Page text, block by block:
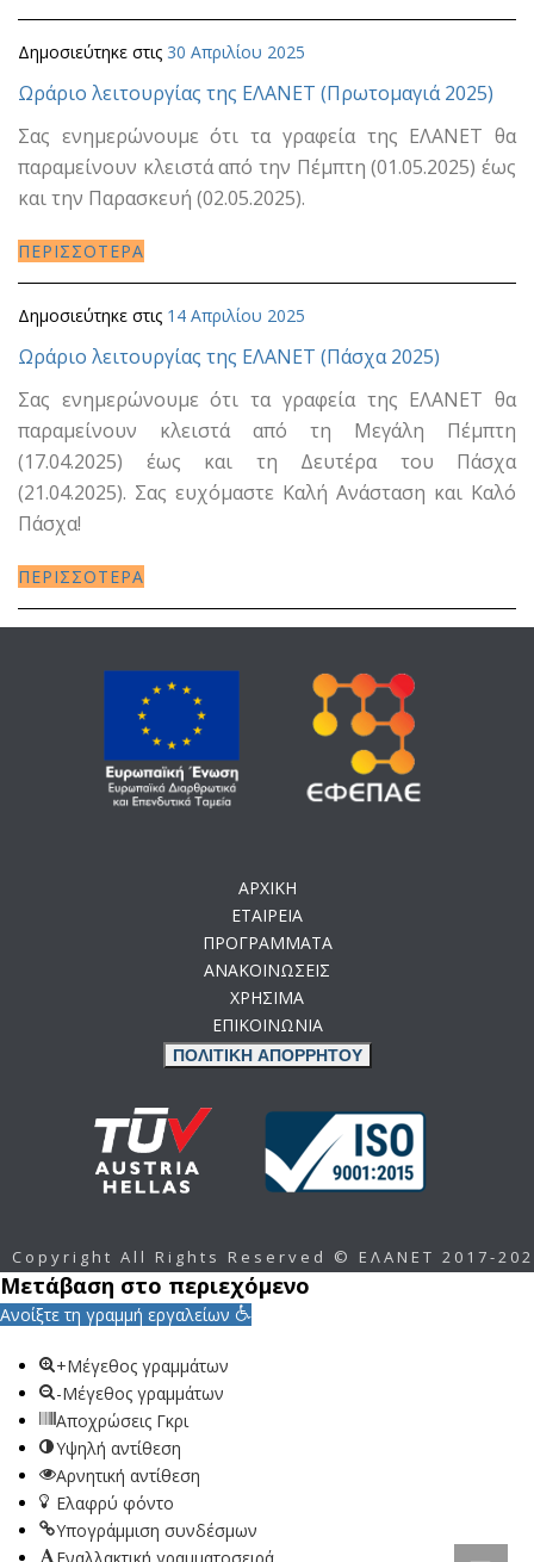
Δημοσιεύτηκε στις 30 Απριλίου 2025
Ωράριο λειτουργίας της ΕΛΑΝΕΤ (Πρωτομαγιά 2025)
Σας ενημερώνουμε ότι τα γραφεία της ΕΛΑΝΕΤ θα
παραμείνουν κλειστά από την Πέμπτη (01.05.2025) έως
και την Παρασκευή (02.05.2025).
ΠΕΡΙΣΣΟΤΕΡΑ
Δημοσιεύτηκε στις 14 Απριλίου 2025
Ωράριο λειτουργίας της ΕΛΑΝΕΤ (Πάσχα 2025)
Σας ενημερώνουμε ότι τα γραφεία της ΕΛΑΝΕΤ θα
παραμείνουν κλειστά από τη Μεγάλη Πέμπτη
(17.04.2025) έως και τη Δευτέρα του Πάσχα
(21.04.2025). Σας ευχόμαστε Καλή Ανάσταση και Καλό
Πάσχα!
ΠΕΡΙΣΣΟΤΕΡΑ
ΑΡΧΙΚΗ
ΕΤΑΙΡΕΙΑ
ΠΡΟΓΡΑΜΜΑΤΑ
ΑΝΑΚΟΙΝΩΣΕΙΣ
ΧΡΗΣΙΜΑ
ΕΠΙΚΟΙΝΩΝΙΑ
ΠΟΛΙΤΙΚΗ ΑΠΟΡΡΗΤΟΥ
Copyright All Rights Reserved © ΕΛΑΝΕΤ 2017-
Μετάβαση στο περιεχόμενο
Ανοίξτε τη γραμμή εργαλείων
+Μέγεθος γραμμάτων
-Μέγεθος γραμμάτων
Αποχρώσεις Γκρι
Υψηλή αντίθεση
Αρνητική αντίθεση
Ελαφρύ φόντο
Υπογράμμιση συνδέσμων
Εναλλακτική γραμματοσειρά